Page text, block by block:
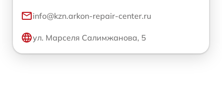
info@kzn.arkon-repair-center.ru
ул. Марселя Салимжанова, 5